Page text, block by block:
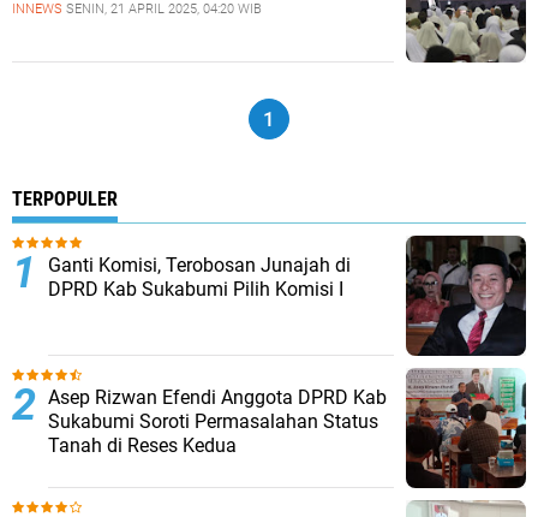
INNEWS SENIN, 21 APRIL 2025, 04:20 WIB
1
TERPOPULER
Ganti Komisi, Terobosan Junajah di
DPRD Kab Sukabumi Pilih Komisi I
Asep Rizwan Efendi Anggota DPRD Kab
Sukabumi Soroti Permasalahan Status
Tanah di Reses Kedua